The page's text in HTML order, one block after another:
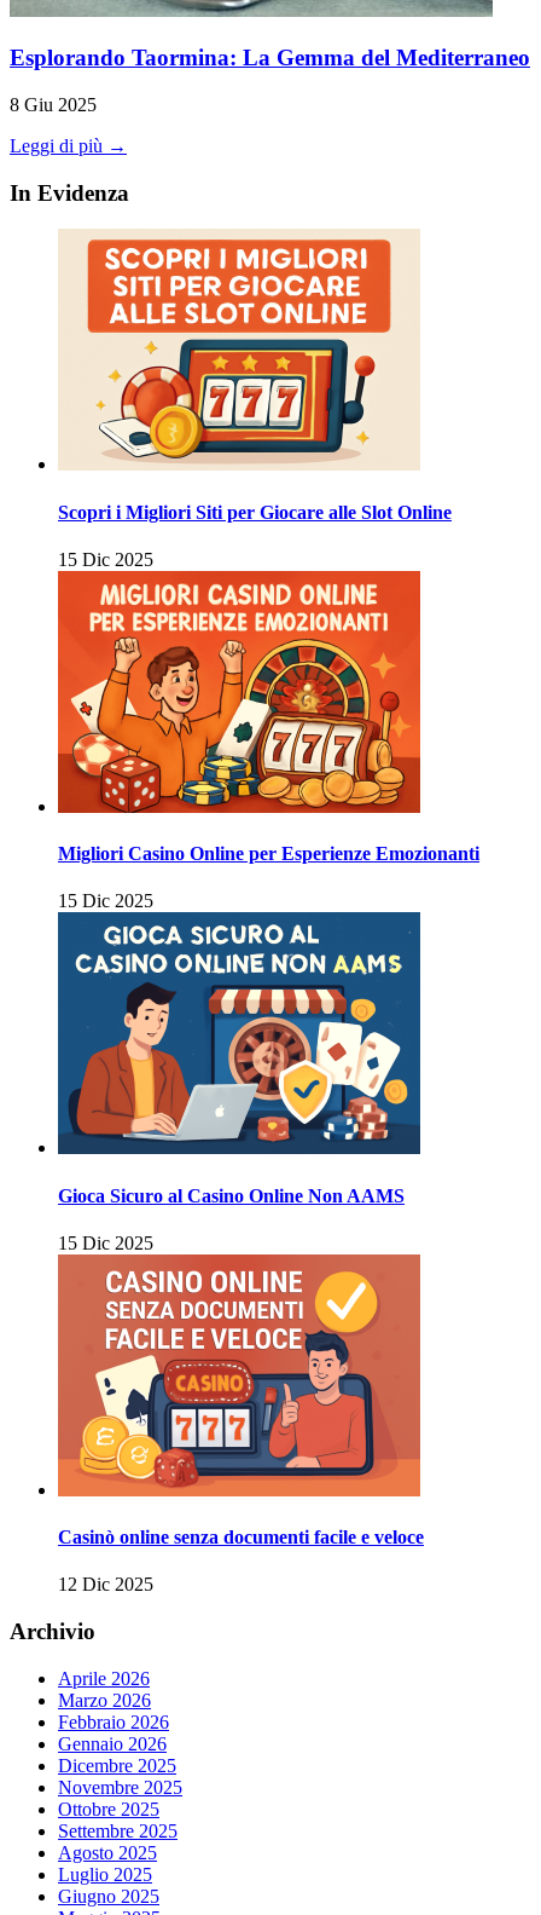
Esplorando Taormina: La Gemma del Mediterraneo
8 Giu 2025
Leggi di più →
In Evidenza
Scopri i Migliori Siti per Giocare alle Slot Online
15 Dic 2025
Migliori Casino Online per Esperienze Emozionanti
15 Dic 2025
Gioca Sicuro al Casino Online Non AAMS
15 Dic 2025
Casinò online senza documenti facile e veloce
12 Dic 2025
Archivio
Aprile 2026
Marzo 2026
Febbraio 2026
Gennaio 2026
Dicembre 2025
Novembre 2025
Ottobre 2025
Settembre 2025
Agosto 2025
Luglio 2025
Giugno 2025